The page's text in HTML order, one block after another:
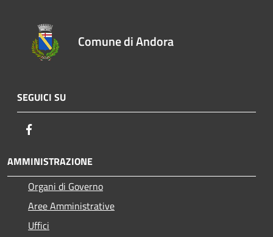
Comune di Andora
SEGUICI SU
AMMINISTRAZIONE
Organi di Governo
Aree Amministrative
Uffici